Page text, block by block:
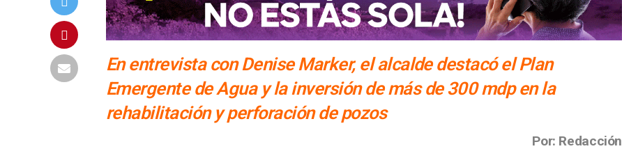
En entrevista con Denise Marker, el alcalde destacó el Plan
Emergente de Agua y la inversión de más de 300 mdp en la
rehabilitación y perforación de pozos
Por: Redacción